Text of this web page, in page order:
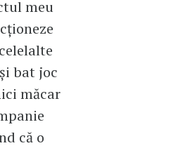
meu
bat joc
măcar
că o